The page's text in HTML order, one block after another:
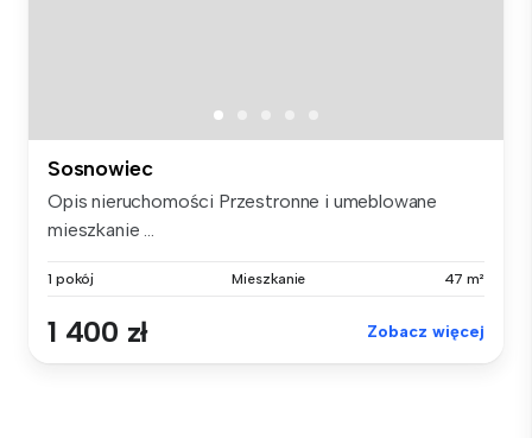
Sosnowiec
Opis nieruchomości Przestronne i umeblowane
mieszkanie ...
1 pokój Mieszkanie 47 m²
1 400 zł Zobacz więcej